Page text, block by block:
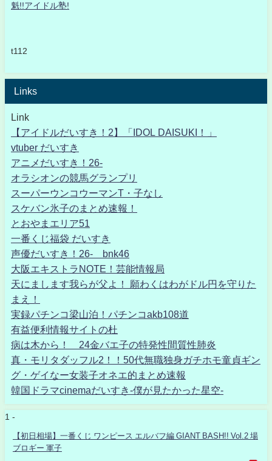
魁!!アイドル塾!
t112
Links
Link
【アイドルだいすき！2】「IDOL DAISUKI！」
vtuber だいすき
アニメだいすき！26-
オラシオンの競馬グランプリ
スーパーウンコウーマンT・子なし
スケバン氷子のまとめ速報！
とおやまエリア51
一番くじ福袋 だいすき
声優だいすき！26- bnk46
大阪エキストラNOTE！芸能情報局
天にまします我らが父よ！ 願わくはわがドル円を守りた
まえ！
実録パチンコ梁山泊！パチンコakb108道
有益便利情報サイトの杜
病は木から！ 24金バエ子の特発性間質性肺炎
真・モリタダッフル2！！50代無職独身ガチホモ童貞ギン
グ・ゲイなー女装子オネエ的まとめ速報
韓国ドラマcinemaだいすき-僕が見たかった星空-
1 -
【初日相場】一番くじ ワンピース エルバフ編 GIANT BASH!! Vol.2 場
ブロギー 軍子